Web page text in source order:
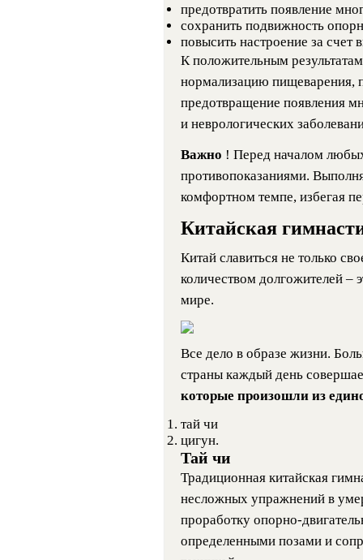
предотвратить появление
сохранить подвижность
повысить настроение за
К положительным
нормализацию пищеварения,
предотвращение появления
и неврологических
Важно ! Перед началом
противопоказаниями.
комфортном темпе, избегая
Китайская
Китай славиться не только
количеством долгожителей –
мире.
Все дело в образе жизни.
страны каждый день
которые произошли из
тай чи
цигун.
Тай чи
Традиционная китайская
несложных упражнений в
проработку опорно-
определенными позами и